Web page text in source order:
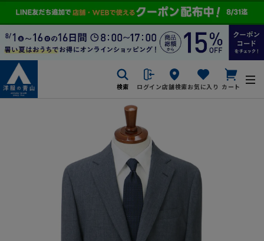
検索 ログイン店舗検索お気に入り カート